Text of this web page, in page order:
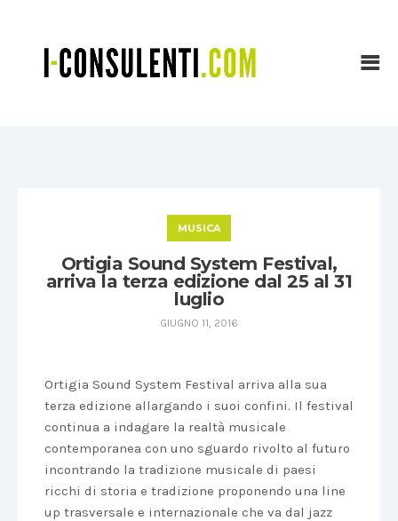
MUSICA
Ortigia Sound System Festival,
arriva la terza edizione dal 25 al 31
luglio
GIUGNO 11, 2016
Ortigia Sound System Festival arriva alla sua
terza edizione allargando i suoi confini. Il festival
continua a indagare la realtà musicale
contemporanea con uno sguardo rivolto al futuro
incontrando la tradizione musicale di paesi
ricchi di storia e tradizione proponendo una line
up trasversale e internazionale che va dal jazz